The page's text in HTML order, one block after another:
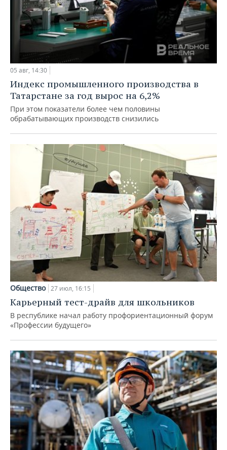
05 авг, 14:30
Индекс промышленного производства в
Татарстане за год вырос на 6,2%
При этом показатели более чем половины
обрабатывающих производств снизились
Общество 27 июл, 16:15
Карьерный тест-драйв для школьников
В республике начал работу профориентационный форум
«Профессии будущего»